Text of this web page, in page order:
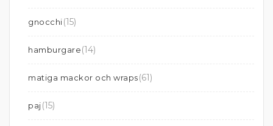
gnocchi(15)
hamburgare(14)
matiga mackor och wraps(61)
paj(15)